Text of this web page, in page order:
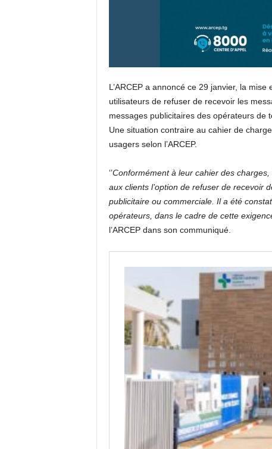
L’ARCEP a annoncé ce 29 janvier, la
utilisateurs de refuser de recevoir les
messages publicitaires des opérateurs de
Une situation contraire au cahier de
usagers selon l’ARCEP.
‘’Conformément à leur cahier des charges,
aux clients l’option de refuser de recevoir
publicitaire ou commerciale. Il a été
opérateurs, dans le cadre de cette
l’ARCEP dans son communiqué.